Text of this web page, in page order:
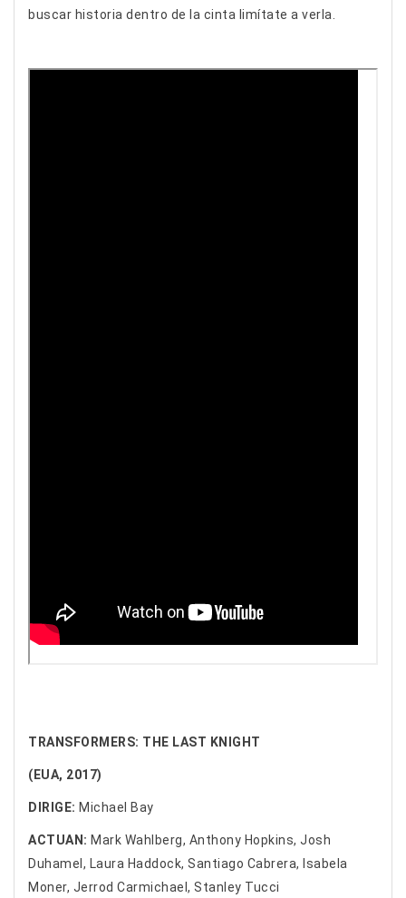
buscar historia dentro de la cinta limítate a verla.
TRANSFORMERS: THE LAST KNIGHT
(EUA, 2017)
DIRIGE: Michael Bay
ACTUAN: Mark Wahlberg, Anthony Hopkins, Josh
Duhamel, Laura Haddock, Santiago Cabrera, Isabela
Moner, Jerrod Carmichael, Stanley Tucci